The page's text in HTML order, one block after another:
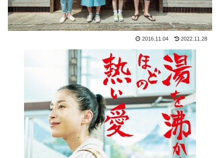
2016.11.04 2022.11.28